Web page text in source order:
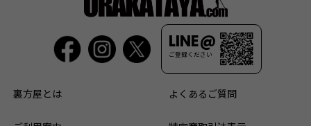
LINE@
ご登録ください
裏方屋とは よくあるご質問